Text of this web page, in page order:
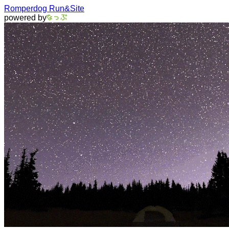
Romperdog Run&Site
powered by